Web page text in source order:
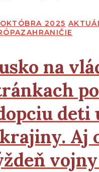
2025
ZAHRANIČIE
na
deti
Aj